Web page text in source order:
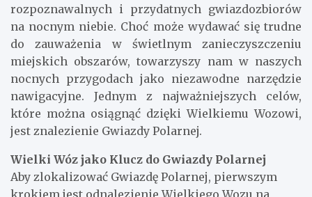
rozpoznawalnych i przydatnych gwiazdozbiorów
na nocnym niebie. Choć może wydawać się trudne
do zauważenia w świetlnym zanieczyszczeniu
miejskich obszarów, towarzyszy nam w naszych
nocnych przygodach jako niezawodne narzędzie
nawigacyjne. Jednym z najważniejszych celów,
które można osiągnąć dzięki Wielkiemu Wozowi,
jest znalezienie Gwiazdy Polarnej.
Wielki Wóz jako Klucz do Gwiazdy Polarnej
Aby zlokalizować Gwiazdę Polarnej, pierwszym